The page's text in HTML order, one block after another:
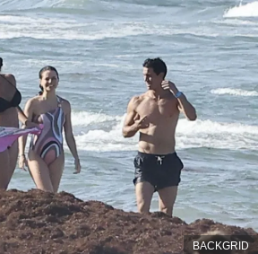
BACKGRID